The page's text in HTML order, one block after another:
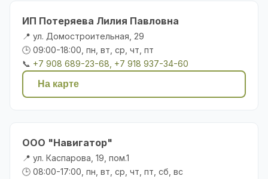
ИП Потеряева Лилия Павловна
📍 ул. Домостроительная, 29
🕒 09:00-18:00, пн, вт, ср, чт, пт
📞 +7 908 689-23-68, +7 918 937-34-60
На карте
ООО "Навигатор"
📍 ул. Каспарова, 19, пом.1
🕒 08:00-17:00, пн, вт, ср, чт, пт, сб, вс